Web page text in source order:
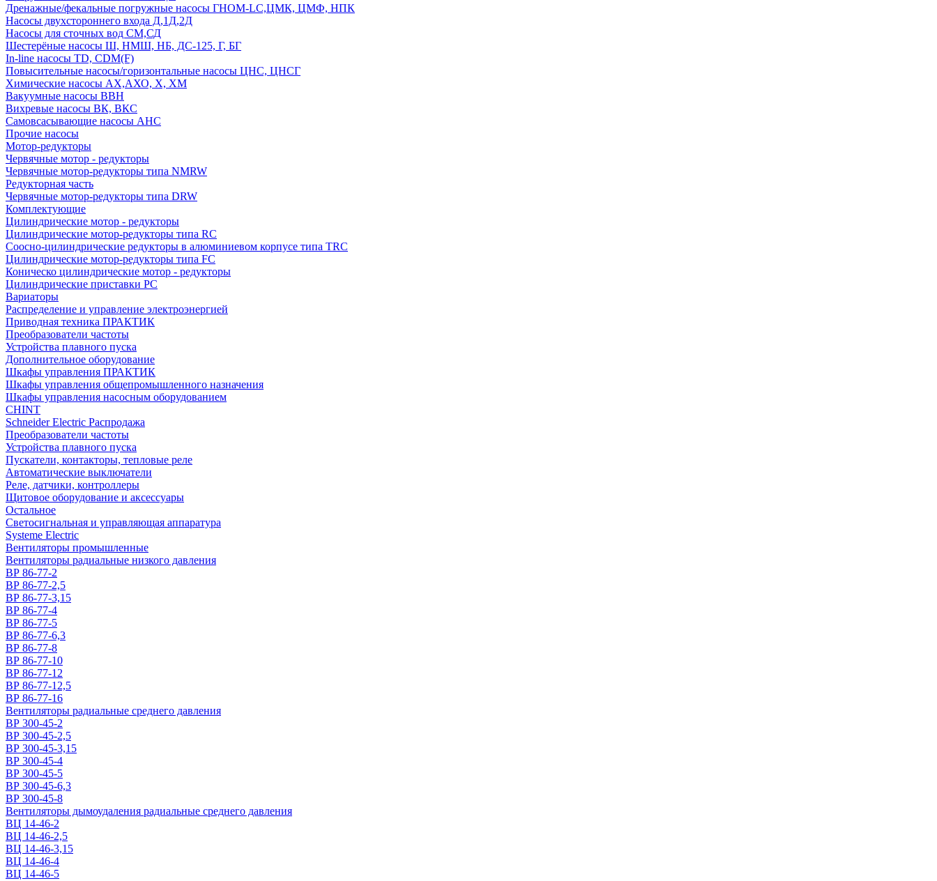
Дренажные/фекальные погружные насосы ГНОМ-LC,ЦМК, ЦМФ, НПК
Насосы двухстороннего входа Д,1Д,2Д
Насосы для сточных вод СМ,СД
Шестерёные насосы Ш, НМШ, НБ, ДС-125, Г, БГ
In-line насосы TD, CDM(F)
Повысительные насосы/горизонтальные насосы ЦНС, ЦНСГ
Химические насосы АХ,АХО, Х, ХМ
Вакуумные насосы ВВН
Вихревые насосы ВК, ВКС
Самовсасывающие насосы АНС
Прочие насосы
Мотор-редукторы
Червячные мотор - редукторы
Червячные мотор-редукторы типа NMRW
Редукторная часть
Червячные мотор-редукторы типа DRW
Комплектующие
Цилиндрические мотор - редукторы
Цилиндрические мотор-редукторы типа RC
Соосно-цилиндрические редукторы в алюминиевом корпусе типа TRC
Цилиндрические мотор-редукторы типа FC
Коническо цилиндрические мотор - редукторы
Цилиндрические приставки PC
Вариаторы
Распределение и управление электроэнергией
Приводная техника ПРАКТИК
Преобразователи частоты
Устройства плавного пуска
Дополнительное оборудование
Шкафы управления ПРАКТИК
Шкафы управления общепромышленного назначения
Шкафы управления насосным оборудованием
CHINT
Schneider Electric Распродажа
Преобразователи частоты
Устройства плавного пуска
Пускатели, контакторы, тепловые реле
Автоматические выключатели
Реле, датчики, контроллеры
Щитовое оборудование и аксессуары
Остальное
Светосигнальная и управляющая аппаратура
Systeme Electric
Вентиляторы промышленные
Вентиляторы радиальные низкого давления
ВР 86-77-2
ВР 86-77-2,5
ВР 86-77-3,15
ВР 86-77-4
ВР 86-77-5
ВР 86-77-6,3
ВР 86-77-8
ВР 86-77-10
ВР 86-77-12
ВР 86-77-12,5
ВР 86-77-16
Вентиляторы радиальные среднего давления
ВР 300-45-2
ВР 300-45-2,5
ВР 300-45-3,15
ВР 300-45-4
ВР 300-45-5
ВР 300-45-6,3
ВР 300-45-8
Вентиляторы дымоудаления радиальные среднего давления
ВЦ 14-46-2
ВЦ 14-46-2,5
ВЦ 14-46-3,15
ВЦ 14-46-4
ВЦ 14-46-5